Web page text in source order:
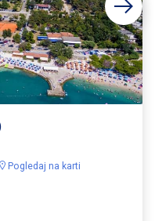
Pogledaj na karti